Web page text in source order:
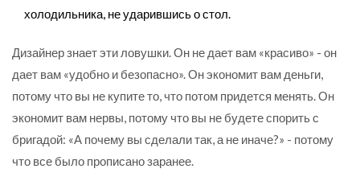
холодильника, не ударившись о стол.
Дизайнер знает эти ловушки. Он не дает вам «красиво» - он
дает вам «удобно и безопасно». Он экономит вам деньги,
потому что вы не купите то, что потом придется менять. Он
экономит вам нервы, потому что вы не будете спорить с
бригадой: «А почему вы сделали так, а не иначе?» - потому
что все было прописано заранее.